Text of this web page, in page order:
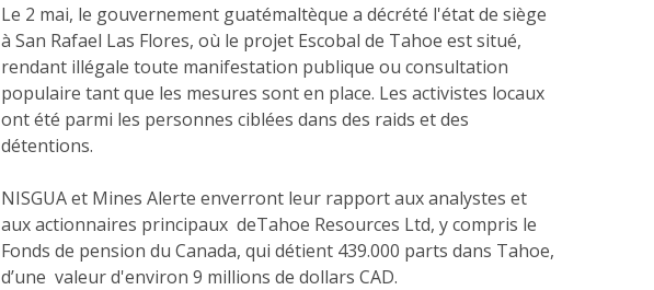
Le 2 mai, le gouvernement guatémaltèque a décrété l'état de siège
à San Rafael Las Flores, où le projet Escobal de Tahoe est situé,
rendant illégale toute manifestation publique ou consultation
populaire tant que les mesures sont en place. Les activistes locaux
ont été parmi les personnes ciblées dans des raids et des
détentions.
NISGUA et Mines Alerte enverront leur rapport aux analystes et
aux actionnaires principaux deTahoe Resources Ltd, y compris le
Fonds de pension du Canada, qui détient 439.000 parts dans Tahoe,
d’une valeur d'environ 9 millions de dollars CAD.